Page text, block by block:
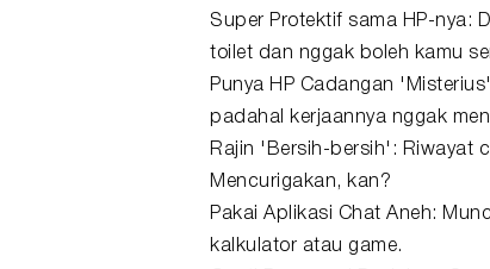
Super Protektif sama HP-nya:
toilet dan nggak boleh kamu
Punya HP Cadangan
padahal kerjaannya nggak
Rajin 'Bersih-bersih': Riwayat
Mencurigakan, kan?
Pakai Aplikasi Chat Aneh:
kalkulator atau game.